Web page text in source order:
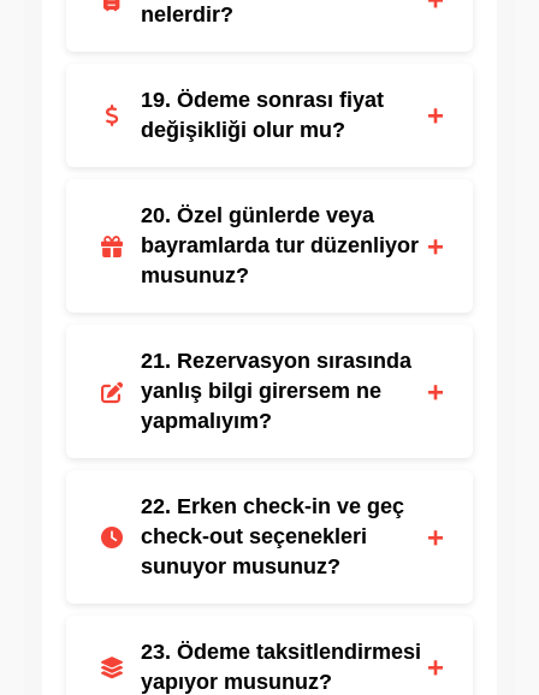
nelerdir?
19. Ödeme sonrası fiyat
değişikliği olur mu?
+
20. Özel günlerde veya
bayramlarda tur düzenliyor
musunuz?
+
sunulmaktadır.
21. Rezervasyon sırasında
yanlış bilgi girersem ne
yapmalıyım?
+
bilgiler güncellenebilir.
22. Erken check-in ve geç
check-out seçenekleri
sunuyor musunuz?
+
ekstra ücret uygulanabilir.
23. Ödeme taksitlendirmesi
yapıyor musunuz?
+